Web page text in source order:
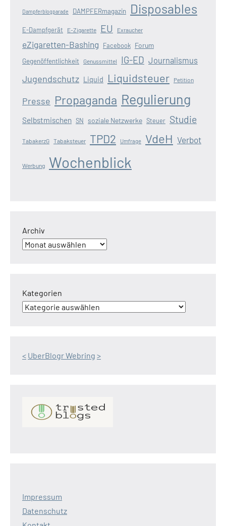
Dampferblogparade DAMPFERmagazin Disposables
E-Dampfgerät E-Zigarette EU Exraucher
eZigaretten-Bashing Facebook Forum
Gegenöffentlichkeit Genussmittel IG-ED Journalismus
Jugendschutz Liquid Liquidsteuer Petition
Presse Propaganda Regulierung
Selbstmischen SN soziale Netzwerke Steuer Studie
TabakerzG Tabaksteuer TPD2 Umfrage VdeH Verbot
Werbung Wochenblick
Archiv
Kategorien
< UberBlogr Webring >
Impressum
Datenschutz